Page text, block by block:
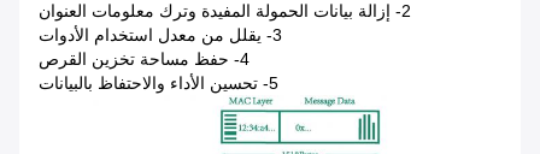
2- إزالة بيانات الحمولة المفيدة وترك معلومات العنوان
3- يقلل من معدل استخدام الأدوات
4- حفظ مساحة تخزين القرص
5- تحسين الأداء والاحتفاظ بالبيانات